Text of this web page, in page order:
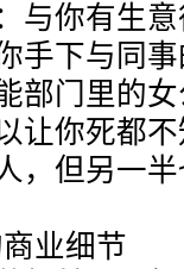
与你有生
手下与同
部门里的
让你死都
，但另一
业细节